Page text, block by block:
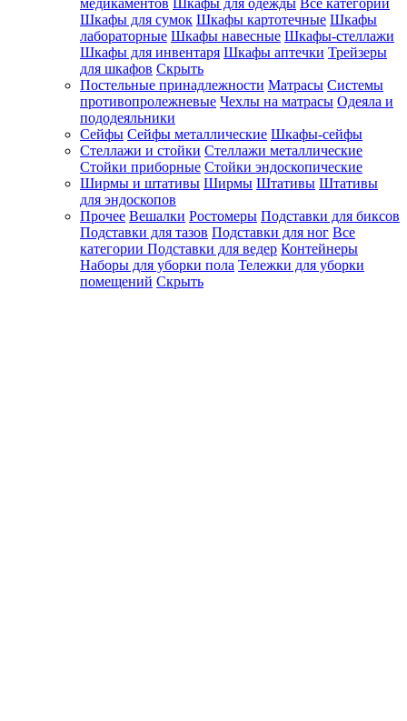
медикаментов Шкафы для одежды Все категории
Шкафы для сумок Шкафы картотечные Шкафы
лабораторные Шкафы навесные Шкафы-стеллажи
Шкафы для инвентаря Шкафы аптечки Трейзеры
для шкафов Скрыть
Постельные принадлежности Матрасы Системы
противопролежневые Чехлы на матрасы Одеяла и
пододеяльники
Сейфы Сейфы металлические Шкафы-сейфы
Стеллажи и стойки Стеллажи металлические
Стойки приборные Стойки эндоскопические
Ширмы и штативы Ширмы Штативы Штативы
для эндоскопов
Прочее Вешалки Ростомеры Подставки для биксов
Подставки для тазов Подставки для ног Все
категории Подставки для ведер Контейнеры
Наборы для уборки пола Тележки для уборки
помещений Скрыть